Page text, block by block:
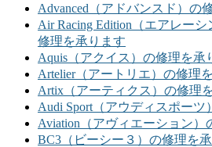
Advanced（アドバンスド）の
Air Racing Edition（エアレー
修理を承ります
Aquis（アクイス）の修理を承
Artelier（アートリエ）の修理
Artix（アーティクス）の修理
Audi Sport（アウディスポーツ
Aviation（アヴィエーション）
BC3（ビーシー３）の修理を